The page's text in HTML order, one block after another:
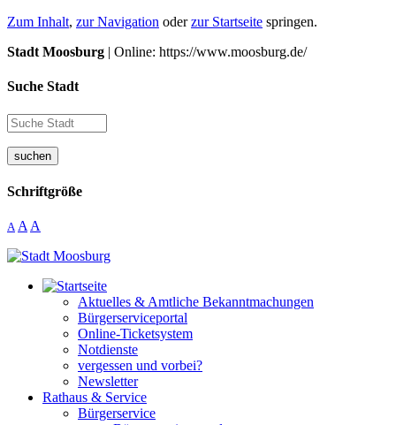
Zum Inhalt, zur Navigation oderzur Startseite springen.
Stadt Moosburg | Online: https://www.moosburg.de/
Suche Stadt
suchen
Schriftgröße
A A A
Aktuelles & Amtliche Bekanntmachungen
Bürgerserviceportal
Online-Ticketsystem
Notdienste
vergessen und vorbei?
Newsletter
Rathaus & Service
Bürgerservice